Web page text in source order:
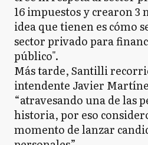
16 impuestos y crearon 3
idea que tienen es cómo
sector privado para
público".
Más tarde, Santilli
intendente Javier
“atravesando una de las
historia, por eso
momento de lanzar